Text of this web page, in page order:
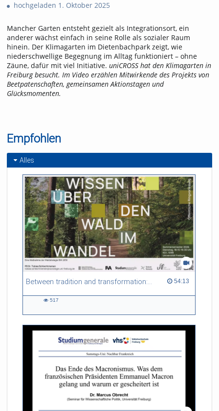
hochgeladen 1. Oktober 2025
Mancher Garten entsteht gezielt als Integrationsort, ein
anderer wächst einfach in seine Rolle als sozialer Raum
hinein. Der Klimagarten im Dietenbachpark zeigt, wie
niederschwellige Begegnung im Alltag funktioniert – ohne
Zäune, dafür mit viel Initiative. uniCROSS hat den Klimagarten in
Freiburg besucht. Im Video erzählen Mitwirkende des Projekts von
Beetpatenschaften, gemeinsamen Aktionstagen und
Glücksmomenten.
Empfohlen
Alles
Between tradition and transformation: how owners, advisers and institutions co-create knowledge for resilient forests in Europe 54:13
54:13 duration
517